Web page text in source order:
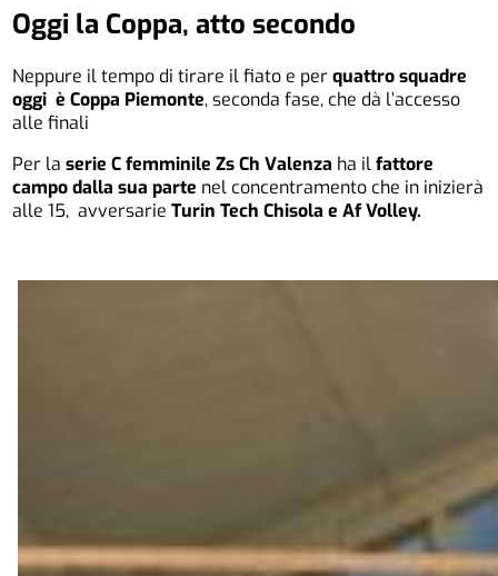
Oggi la Coppa, atto secondo
Neppure il tempo di tirare il fiato e perquattro squadre
oggi è Coppa Piemonte, seconda fase, che dà l’accesso
alle finali
Per laserie C femminile Zs Ch Valenza ha ilfattore
campo dalla sua parte nel concentramento che in inizierà
alle 15, avversarieTurin Tech Chisola e Af Volley.